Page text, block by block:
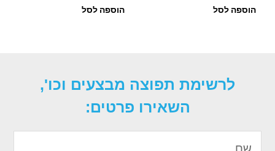
הוספה לסל הוספה לסל
לרשימת תפוצה מבצעים וכו',
השאירו פרטים: